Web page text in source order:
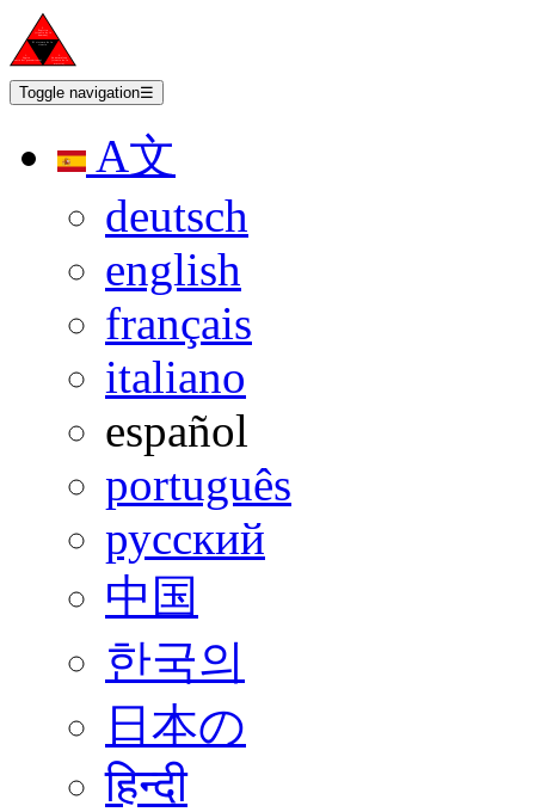
Toggle navigation☰
A文
deutsch
english
français
italiano
español
português
русский
中国
한국의
日本の
हिन्दी